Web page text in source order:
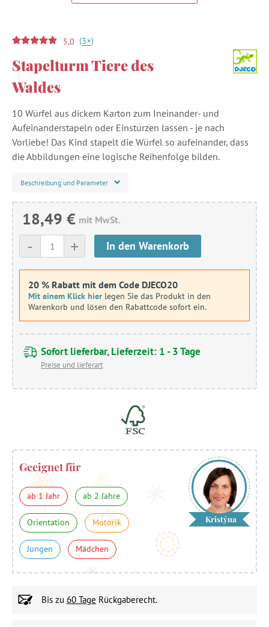
5,0 (3+)
Stapelturm Tiere des
Waldes
10 Würfel aus dickem Karton zum Ineinander- und
Aufeinanderstapeln oder Einstürzen lassen - je nach
Vorliebe! Das Kind stapelt die Würfel so aufeinander, dass
die Abbildungen eine logische Reihenfolge bilden.
Beschreibung und Parameter
18,49 € mit MwSt.
+
- In den Warenkorb
20 % Rabatt mit dem Code DJECO20
Mit einem Klick hier legen Sie das Produkt in den
Warenkorb und lösen den Rabattcode sofort ein.
Sofort lieferbar, Lieferzeit: 1 - 3 Tage
Preise und lieferart
Geeignet für
ab 1 Jahr ab 2 Jahre
Orientation Motorik
Jungen Mädchen
Kristýna
Bis zu 60 Tage Rückgaberecht.